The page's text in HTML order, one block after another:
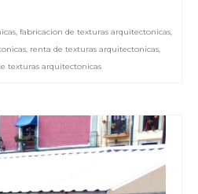
, fabricacion de texturas arquitectonicas,
, renta de texturas arquitectonicas,
texturas arquitectonicas